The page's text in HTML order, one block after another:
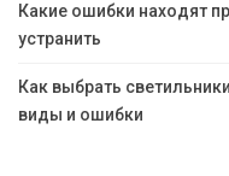
Какие ошибки находят
устранить
Как выбрать
виды и ошибки